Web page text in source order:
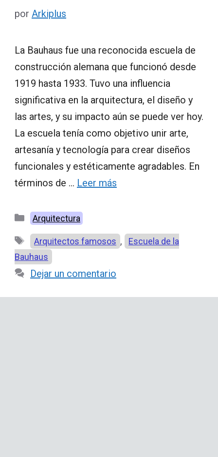
por Arkiplus
La Bauhaus fue una reconocida escuela de
construcción alemana que funcionó desde
1919 hasta 1933. Tuvo una influencia
significativa en la arquitectura, el diseño y
las artes, y su impacto aún se puede ver hoy.
La escuela tenía como objetivo unir arte,
artesanía y tecnología para crear diseños
funcionales y estéticamente agradables. En
términos de … Leer más
Categorías
Arquitectura
Etiquetas
Arquitectos famosos ,
Escuela de la
Bauhaus
Dejar un comentario